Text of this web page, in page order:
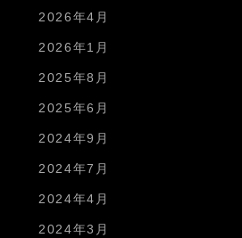
2026年4月
2026年1月
2025年8月
2025年6月
2024年9月
2024年7月
2024年4月
2024年3月